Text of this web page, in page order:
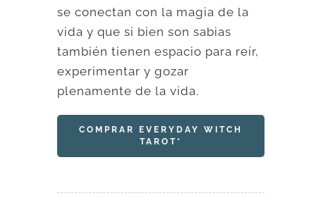
se conectan con la magia de la
vida y que si bien son sabias
también tienen espacio para reír,
experimentar y gozar
plenamente de la vida.
COMPRAR EVERYDAY WITCH
TAROT*